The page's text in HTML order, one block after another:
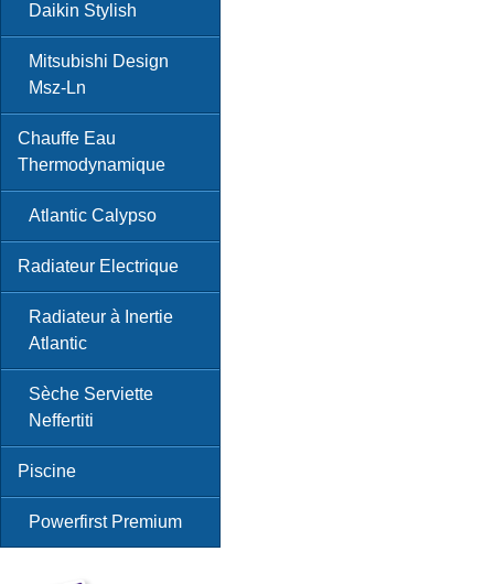
Daikin Stylish
Mitsubishi Design
Msz-Ln
Chauffe Eau
Thermodynamique
Atlantic Calypso
Radiateur Electrique
Radiateur à Inertie
Atlantic
Sèche Serviette
Neffertiti
Piscine
Powerfirst Premium